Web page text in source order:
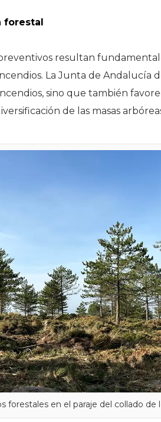
forestal
resultan
La Junta de Andalucía
sino que también
de las masas
forestales en el paraje del collado de